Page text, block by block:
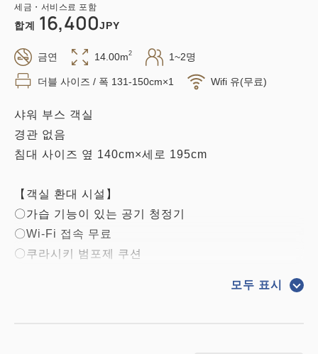
세금・서비스료 포함
합계 16,400JPY
금연 14.00m2 1~2명
더블 사이즈 / 폭 131-150cm×1 Wifi 유(무료)
샤워 부스 객실
경관 없음
침대 사이즈 옆 140cm×세로 195cm
【객실 환대 시설】
〇가습 기능이 있는 공기 청정기
〇Wi-Fi 접속 무료
〇쿠라시키 범포제 쿠션
모두 표시